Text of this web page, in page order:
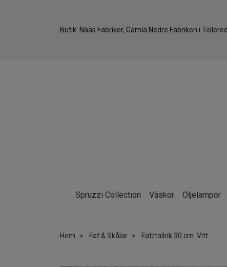
Butik: Nääs Fabriker, Gamla Nedre Fabriken i
Spruzzi Collection Väskor Oljelampor
Hem Fat & Skålar Fat/tallrik 30 cm. Vitt.